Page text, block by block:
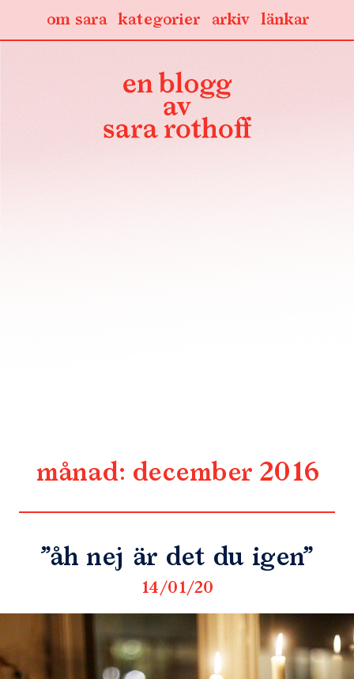
länkar
arkiv
kategorier
om sara
månad: december 2016
”åh nej är det du igen”
14/01/20